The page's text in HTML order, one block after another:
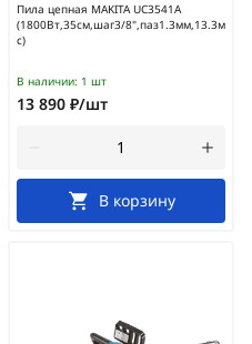
Пила цепная MAKITA UC3541A
(1800Вт,35см,шаг3/8",паз1.3мм,13.3м/
с)
В наличии: 1 шт
13 890 ₽/шт
В корзину